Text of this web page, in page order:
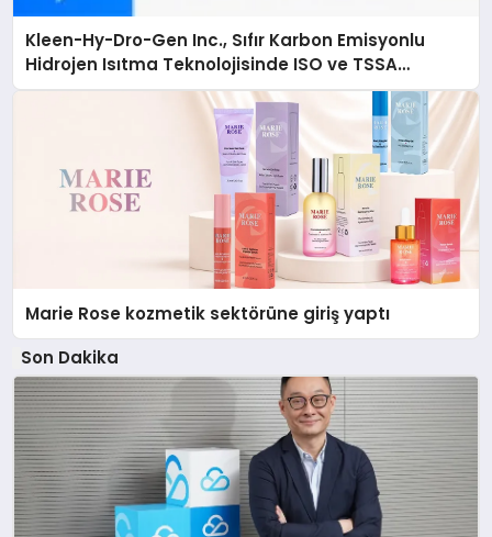
Kleen-Hy-Dro-Gen Inc., Sıfır Karbon Emisyonlu
Hidrojen Isıtma Teknolojisinde ISO ve TSSA
Düzenleyici Onaylarını Aldı
Marie Rose kozmetik sektörüne giriş yaptı
Son Dakika